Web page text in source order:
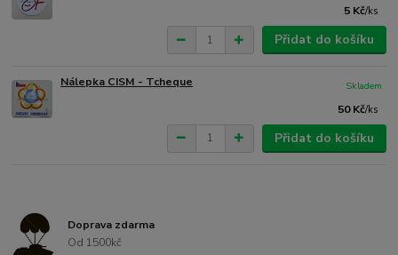
5 Kč/ks
Přidat do košíku
Nálepka CISM - Tcheque
50 Kč/ks
Skladem
Přidat do košíku
Doprava zdarma
Od 1500kč